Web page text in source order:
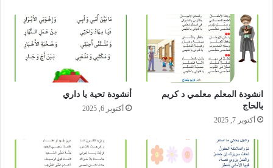
انشودة المعلم معلمي د كريم
بالحاج
أكتوبر 7, 2025
أنشودة تحية يا داري
أكتوبر 6, 2025